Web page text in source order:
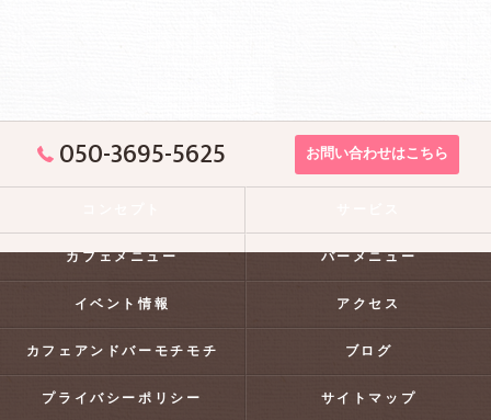
050-3695-5625 お問い合わせはこちら
カフェメニュー バーメニュー
イベント情報 アクセス
カフェアンドバーモチモチ ブログ
プライバシーポリシー サイトマップ